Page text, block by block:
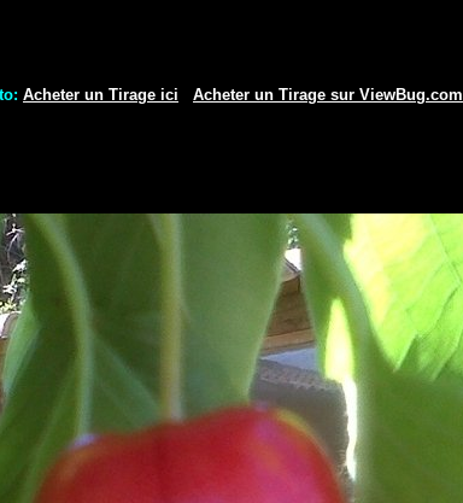
Acheter un Tirage ici Acheter un Tirage sur ViewBug.com